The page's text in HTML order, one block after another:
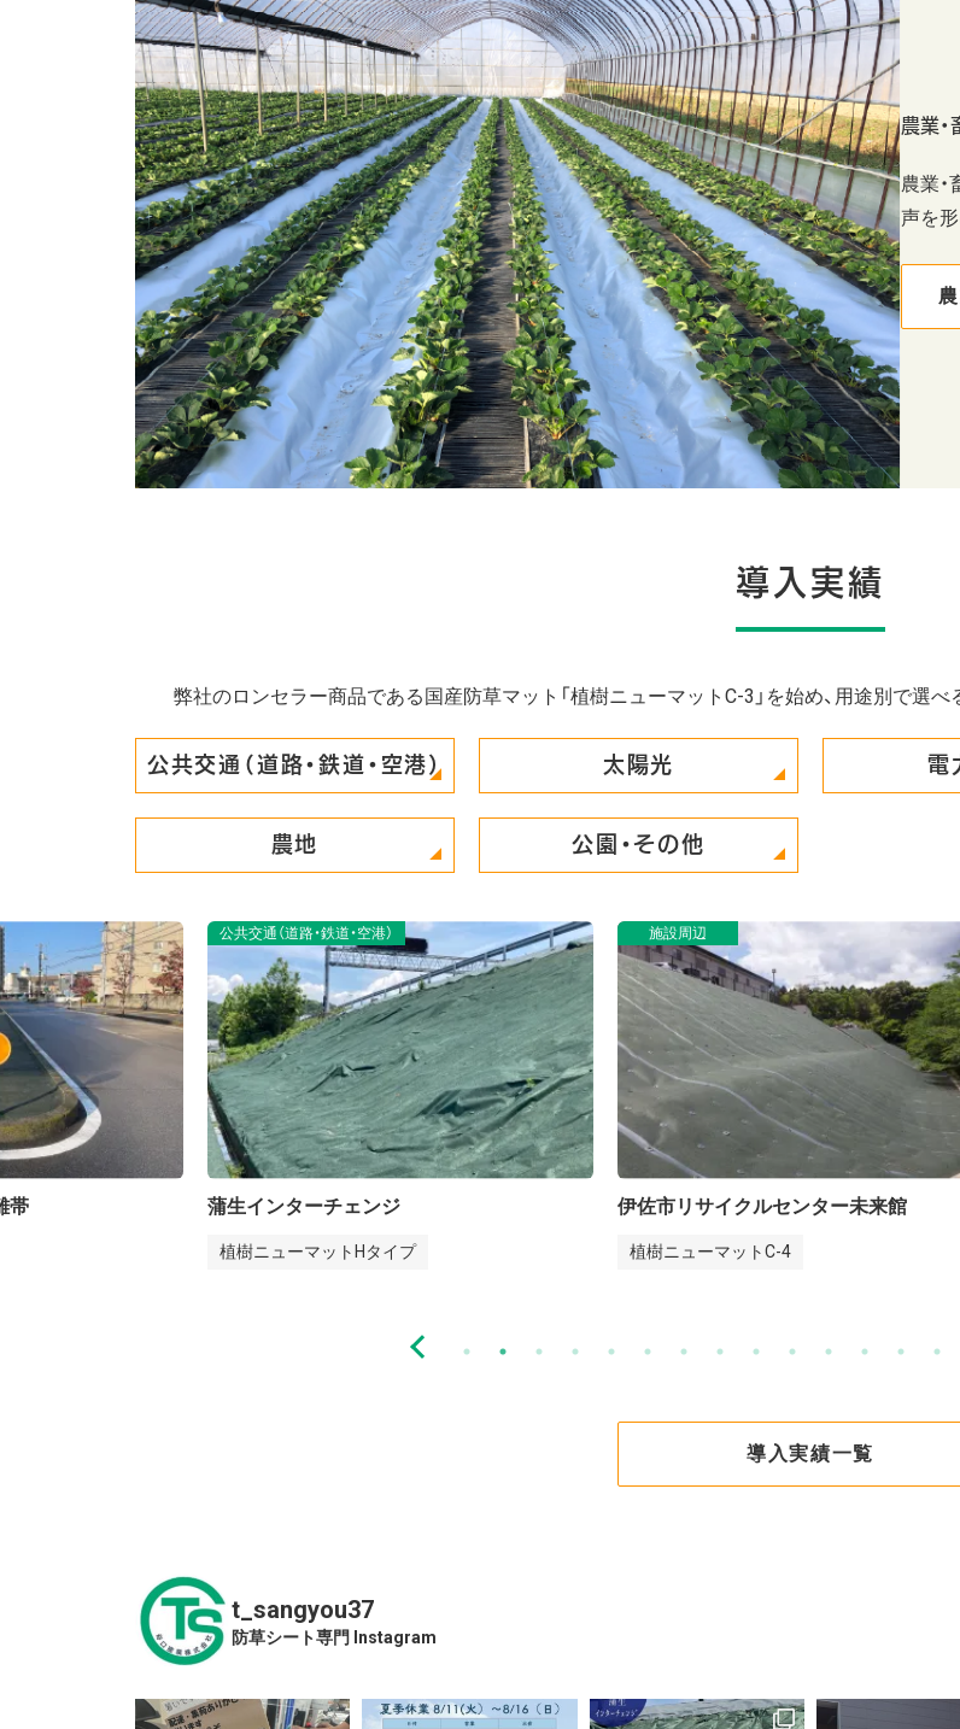
農業
農業
声を
導入実績
弊社のロンセラー商品である国産防草マット「植樹ニューマットC-3」を始め、用途別で選
公共交通（道路・鉄道・空港） 太陽光 電
農地 公園・その他
施設周辺
伊佐市リサイクルセンター未来館
植樹ニューマットC-4
公共交通（道路・鉄道・空港）
南阿蘇鉄道
ソリッドニューマット
導入実績一覧
t_sangyou37
防草シート専門 Instagram